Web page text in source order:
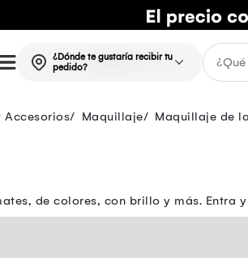
¿Dónde te gustaría recibir tu
pedido?
Accesorios Maquillaje Maquillaje de
de colores, con brillo y más. Entra